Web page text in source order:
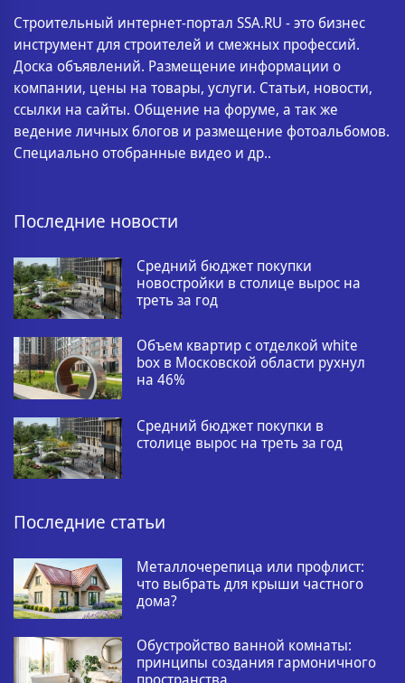
Строительный интернет-портал SSA.RU - это бизнес
инструмент для строителей и смежных профессий.
Доска объявлений. Размещение информации о
компании, цены на товары, услуги. Статьи, новости,
ссылки на сайты. Общение на форуме, а так же
ведение личных блогов и размещение фотоальбомов.
Специально отобранные видео и др..
Последние новости
Средний бюджет покупки
новостройки в столице вырос на
треть за год
Объем квартир с отделкой white
box в Московской области рухнул
на 46%
Средний бюджет покупки в
столице вырос на треть за год
Последние статьи
Металлочерепица или профлист:
что выбрать для крыши частного
дома?
Обустройство ванной комнаты:
принципы создания гармоничного